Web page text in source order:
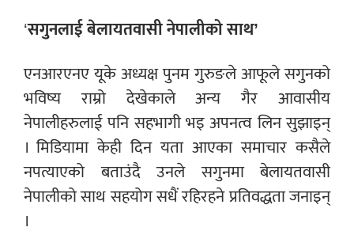
‘सगुनलाई बेलायतवासी नेपालीको साथ’
एनआरएनए यूके अध्यक्ष पुनम गुरुङले आफूले सगुनको
भविष्य राम्रो देखेकाले अन्य गैर आवासीय
नेपालीहरुलाई पनि सहभागी भइ अपनत्व लिन सुझाइन्
। मिडियामा केही दिन यता आएका समाचार कसैले
नपत्याएको बताउंदै उनले सगुनमा बेलायतवासी
नेपालीको साथ सहयोग सधैं रहिरहने प्रतिवद्धता जनाइन्
।